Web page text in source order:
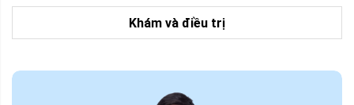
Khám và điều trị